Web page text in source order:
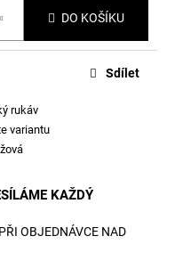
DO KOŠÍKU
rukáv
variantu
Sdílet
KAŽDÝ
OBJEDNÁVCE NAD